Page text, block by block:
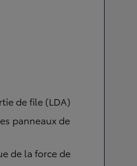
de file (LDA)
panneaux de
de la force de